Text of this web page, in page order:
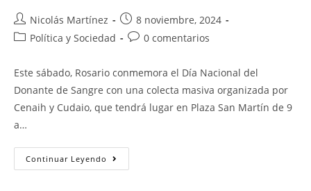
Nicolás Martínez
8 noviembre, 2024
Política y Sociedad
0 comentarios
Este sábado, Rosario conmemora el Día Nacional del
Donante de Sangre con una colecta masiva organizada por
Cenaih y Cudaio, que tendrá lugar en Plaza San Martín de 9
a…
Continuar Leyendo